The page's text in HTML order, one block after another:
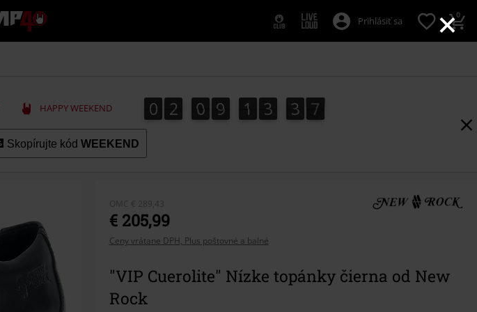
×
EMP
-
Hudba,
Merch
hráčov,
Alternatívna
Prihlásiť sa 0
HAPPY WEEKEND 0
0 2
2 0
0 9
9 1
1 3
3 3
4
3 4
5
4
6
5
Skopírujte kód WEEKEND
OMC € 289,43
€ 205,99
Ceny vrátane DPH, Plus poštovné a balné
"VIP Cuerolite" Nízke topánky čierna od New
Rock